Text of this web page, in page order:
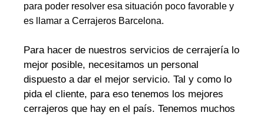
para poder resolver esa situación poco favorable y
es llamar a Cerrajeros Barcelona.
Para hacer de nuestros servicios de cerrajería lo
mejor posible, necesitamos un personal
dispuesto a dar el mejor servicio. Tal y como lo
pida el cliente, para eso tenemos los mejores
cerrajeros que hay en el país. Tenemos muchos